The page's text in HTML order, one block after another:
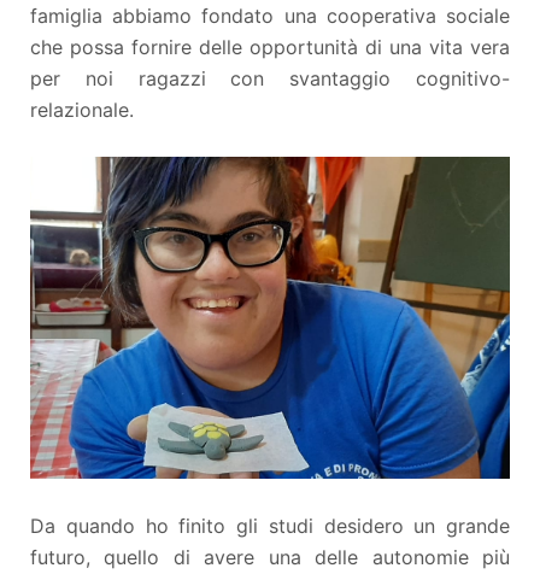
famiglia abbiamo fondato una cooperativa sociale
che possa fornire delle opportunità di una vita vera
per noi ragazzi con svantaggio cognitivo-
relazionale.
Da quando ho finito gli studi desidero un grande
futuro, quello di avere una delle autonomie più